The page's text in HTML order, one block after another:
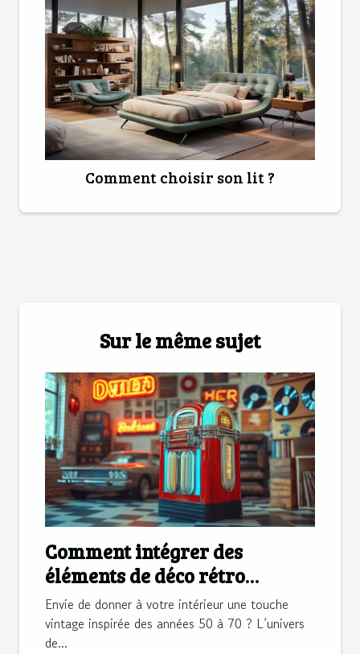
Comment choisir son lit ?
Sur le même sujet
Comment intégrer des
éléments de déco rétro
américains dans votre
intérieur ?
Envie de donner à votre intérieur une touche
vintage inspirée des années 50 à 70 ? L’univers
de...